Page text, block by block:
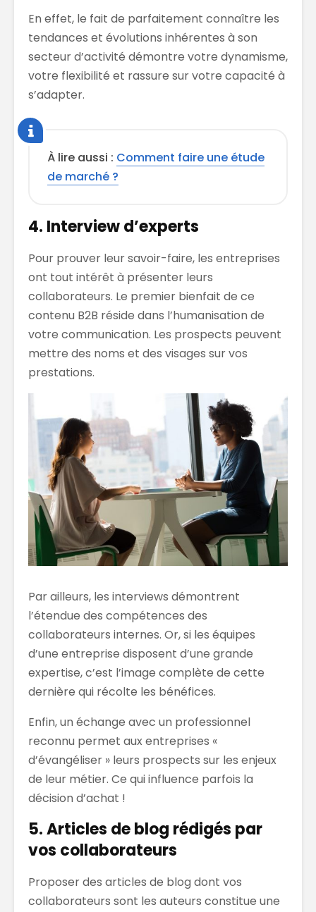
En effet, le fait de parfaitement connaître les
tendances et évolutions inhérentes à son
secteur d’activité démontre votre dynamisme,
votre flexibilité et rassure sur votre capacité à
s’adapter.
À lire aussi : Comment faire une étude
de marché ?
4. Interview d’experts
Pour prouver leur savoir-faire, les entreprises
ont tout intérêt à présenter leurs
collaborateurs. Le premier bienfait de ce
contenu B2B réside dans l’humanisation de
votre communication. Les prospects peuvent
mettre des noms et des visages sur vos
prestations.
Par ailleurs, les interviews démontrent
l’étendue des compétences des
collaborateurs internes. Or, si les équipes
d’une entreprise disposent d’une grande
expertise, c’est l’image complète de cette
dernière qui récolte les bénéfices.
Enfin, un échange avec un professionnel
reconnu permet aux entreprises «
d’évangéliser » leurs prospects sur les enjeux
de leur métier. Ce qui influence parfois la
décision d’achat !
5. Articles de blog rédigés par
vos collaborateurs
Proposer des articles de blog dont vos
collaborateurs sont les auteurs constitue une